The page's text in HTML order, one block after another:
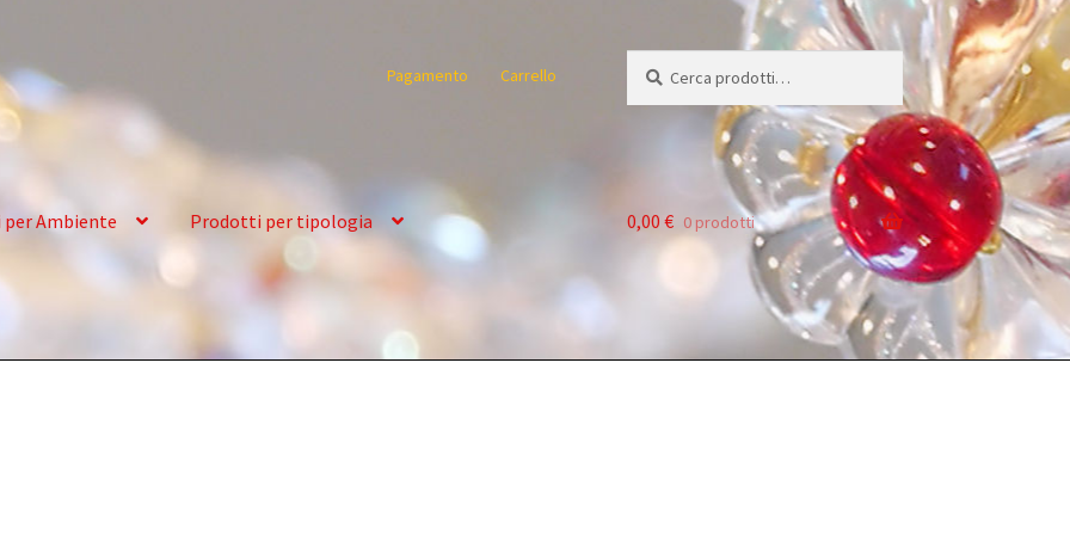
Pagamento Carrello
Ambiente Prodotti per tipologia 0,00 € 0 prodotti